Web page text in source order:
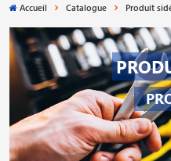
Accueil Catalogue Produit